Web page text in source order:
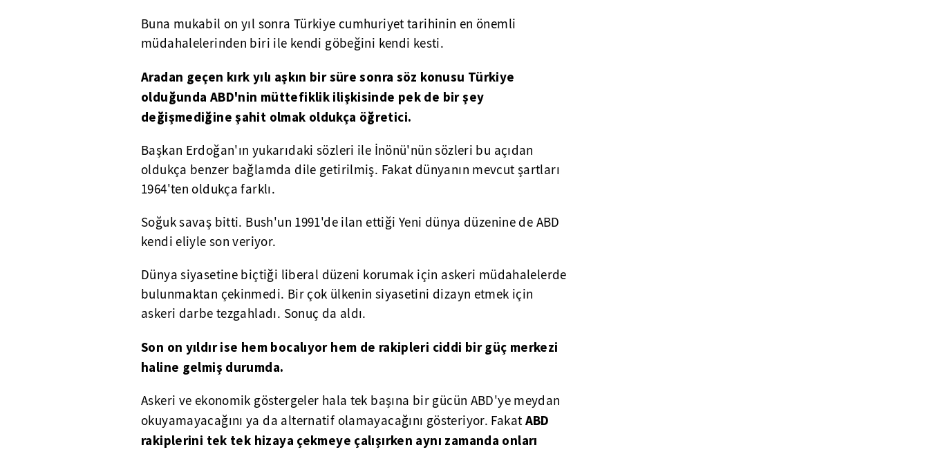
Buna mukabil on yıl sonra Türkiye cumhuriyet tarihinin en önemli
müdahalelerinden biri ile kendi göbeğini kendi kesti.
Aradan geçen kırk yılı aşkın bir süre sonra söz konusu Türkiye
olduğunda ABD'nin müttefiklik ilişkisinde pek de bir şey
değişmediğine şahit olmak oldukça öğretici.
Başkan Erdoğan'ın yukarıdaki sözleri ile İnönü'nün sözleri bu açıdan
oldukça benzer bağlamda dile getirilmiş. Fakat dünyanın mevcut şartları
1964'ten oldukça farklı.
Soğuk savaş bitti. Bush'un 1991'de ilan ettiği Yeni dünya düzenine de ABD
kendi eliyle son veriyor.
Dünya siyasetine biçtiği liberal düzeni korumak için askeri müdahalelerde
bulunmaktan çekinmedi. Bir çok ülkenin siyasetini dizayn etmek için
askeri darbe tezgahladı. Sonuç da aldı.
Son on yıldır ise hem bocalıyor hem de rakipleri ciddi bir güç merkezi
haline gelmiş durumda.
Askeri ve ekonomik göstergeler hala tek başına bir gücün ABD'ye meydan
okuyamayacağını ya da alternatif olamayacağını gösteriyor. Fakat ABD
rakiplerini tek tek hizaya çekmeye çalışırken aynı zamanda onları